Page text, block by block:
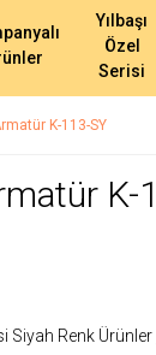
Yılbaşı
Özel
Serisi
K-113-SY
K-
Siyah Renk Ürünler